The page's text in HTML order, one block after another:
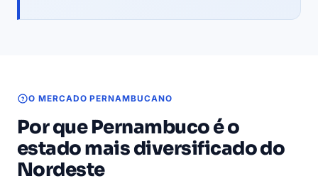
O MERCADO PERNAMBUCANO
Por que Pernambuco é o
estado mais diversificado do
Nordeste